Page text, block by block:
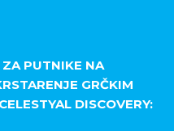
PUTNIKE NA
GRČKIM
DISCOVERY: